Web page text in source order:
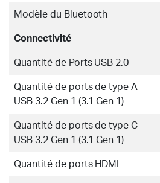
Modèle du Bluetooth
Connectivité
Quantité de Ports USB 2.0
Quantité de ports de type A
USB 3.2 Gen 1 (3.1 Gen 1)
Quantité de ports de type C
USB 3.2 Gen 1 (3.1 Gen 1)
Quantité de ports HDMI